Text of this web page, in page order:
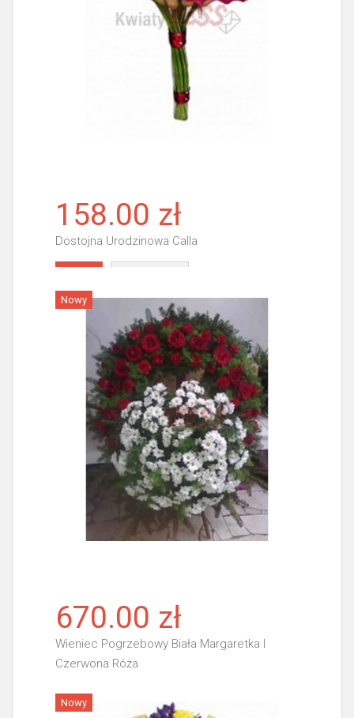
158.00 zł
Dostojna Urodzinowa Calla
Nowy
670.00 zł
Wieniec Pogrzebowy Biała Margaretka I
Czerwona Róża
Więcej
Nowy